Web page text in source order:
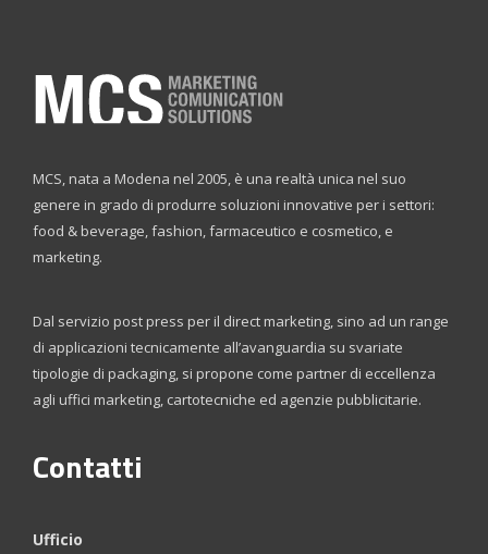
MCS, nata a Modena nel 2005, è una realtà unica nel suo
genere in grado di produrre soluzioni innovative per i settori:
food & beverage, fashion, farmaceutico e cosmetico, e
marketing.
Dal servizio post press per il direct marketing, sino ad un range
di applicazioni tecnicamente all’avanguardia su svariate
tipologie di packaging, si propone come partner di eccellenza
agli uffici marketing, cartotecniche ed agenzie pubblicitarie.
Contatti
Ufficio